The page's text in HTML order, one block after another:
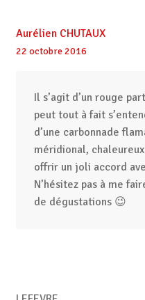
Aurélien CHUTAUX
22 octobre 2016
Il s’agit d’un rouge
peut tout à fait
d’une carbonnade
méridional,
offrir un joli accord
N’hésitez pas à me
de dégustations 😉